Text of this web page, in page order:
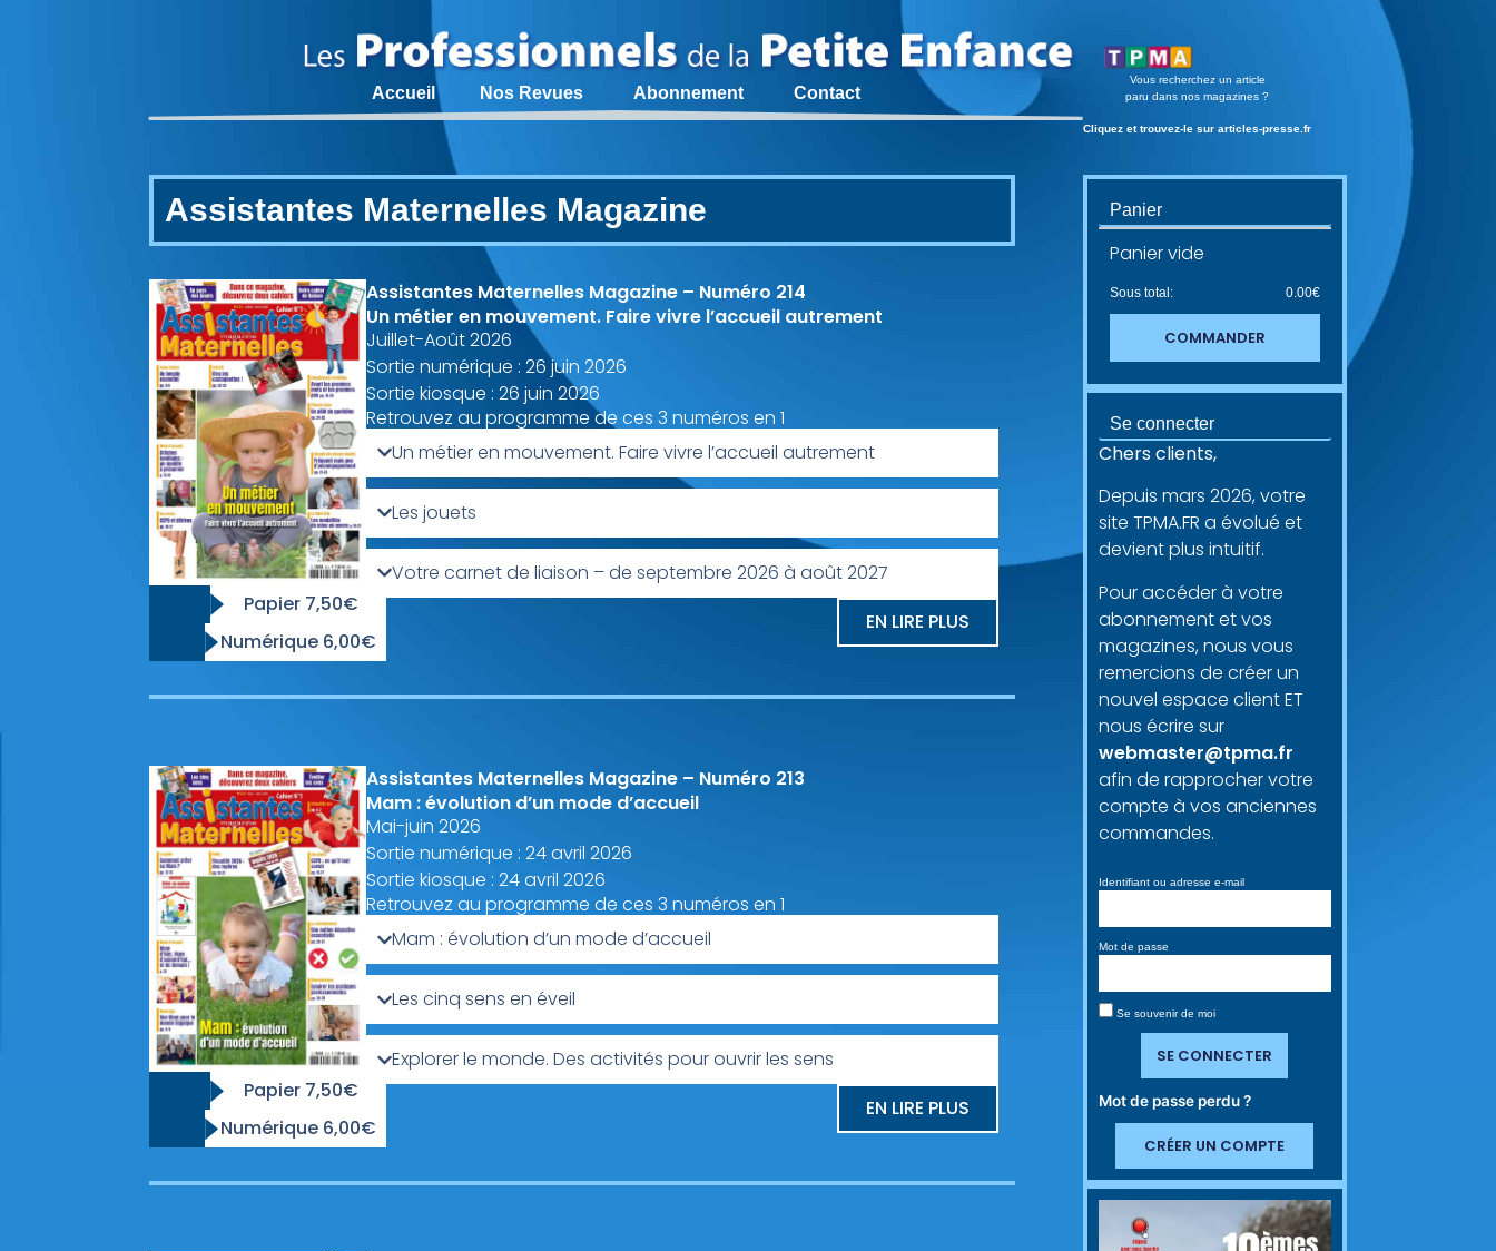
Accueil Nos Revues Abonnement Contact
Assistantes Maternelles Magazine
Papier 7,50€
Numérique 6,00€
Assistantes Maternelles Magazine – Numéro 214
Un métier en mouvement. Faire vivre l’accueil autrement
Juillet-Août 2026
Sortie numérique : 26 juin 2026
Sortie kiosque : 26 juin 2026
Retrouvez au programme de ces 3 numéros en 1
Un métier en mouvement. Faire vivre l’accueil autrement
Les jouets
Votre carnet de liaison – de septembre 2026 à août 2027
EN LIRE PLUS
Papier 7,50€
Numérique 6,00€
Assistantes Maternelles Magazine – Numéro 213
Mam : évolution d’un mode d’accueil
Mai-juin 2026
Sortie numérique : 24 avril 2026
Sortie kiosque : 24 avril 2026
Retrouvez au programme de ces 3 numéros en 1
Mam : évolution d’un mode d’accueil
Les cinq sens en éveil
Explorer le monde. Des activités pour ouvrir les sens
EN LIRE PLUS
Vous recherchez un article
paru dans nos magazines ?
Cliquez et trouvez-le sur articles-presse.fr
Panier
Panier vide
Sous total: 0.00€
COMMANDER
Se connecter
Chers clients,
Depuis mars 2026, votre
site TPMA.FR a évolué et
devient plus intuitif.
Pour accéder à votre
abonnement et vos
magazines, nous vous
remercions de créer un
nouvel espace client ET
nous écrire sur
webmaster@tpma.fr
afin de rapprocher votre
compte à vos anciennes
commandes.
Identifiant ou adresse e-mail
Mot de passe
Se souvenir de moi
SE CONNECTER
Mot de passe perdu ?
CRÉER UN COMPTE